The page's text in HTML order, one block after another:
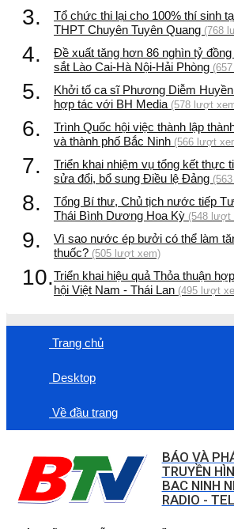
3.
Tổ chức thi lại cho 100% thí sinh
THPT Chuyên Tuyên Quang (768
4.
Đề xuất tăng hơn 86 nghìn tỷ
sắt Lào Cai-Hà Nội-Hải Phòng
5.
Khởi tố ca sĩ Phương Diễm
hợp tác với BH Media (578 lượt
6.
Trình Quốc hội việc thành lập
và thành phố Bắc Ninh (566 lượt
7.
Triển khai nhiệm vụ tổng kết thực
sửa đổi, bổ sung Điều lệ Đảng
8.
Tổng Bí thư, Chủ tịch nước tiếp
Thái Bình Dương Hoa Kỳ (548 lượt
9.
Vì sao nước ép bưởi có thể làm
thuốc? (505 lượt xem)
10.Triển khai hiệu quả Thỏa thuận
hội Việt Nam - Thái Lan (495 lượt
Trang chủ
Desktop
Về đầu trang
BÁO VÀ
TRUYỀN
BAC NINH
RADIO -